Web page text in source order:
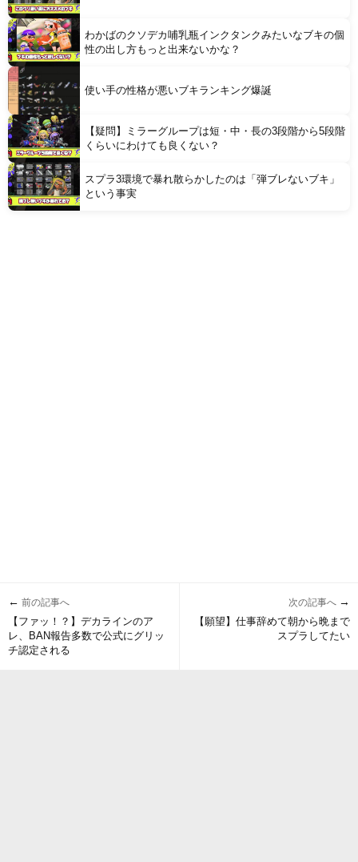
わかばのクソデカ哺乳瓶インクタンクみたいなブキの個
性の出し方もっと出来ないかな？
使い手の性格が悪いブキランキング爆誕
【疑問】ミラーグループは短・中・長の3段階から5段階
くらいにわけても良くない？
スプラ3環境で暴れ散らかしたのは「弾ブレないブキ」
という事実
← 前の記事へ
【ファッ！？】デカラインのア
レ、BAN報告多数で公式にグリッ
チ認定される
次の記事へ →
【願望】仕事辞めて朝から晩まで
スプラしてたい